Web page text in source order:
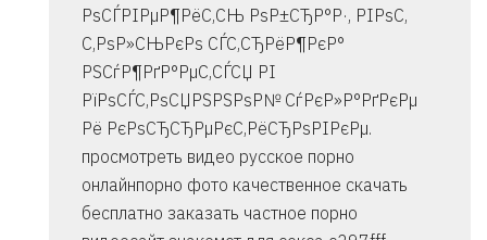
РѕСЃРІРµР¶РёС‚СЊ РѕР±СЂР°Р·, РІРѕС‚
С‚РѕР»СЊРєРѕ СЃС‚СЂРёР¶РєР°
РЅСѓР¶РґР°РµС‚СЃСЏ РІ
РїРѕСЃС‚РѕСЏРЅРЅРѕР№ СѓРєР»Р°РґРєРµ
Рё РєРѕСЂСЂРµРєС‚РёСЂРѕРІРєРµ.
просмотреть видео русское порно
онлайнпорно фото качественное скачать
бесплатно заказать частное порно